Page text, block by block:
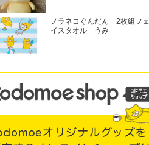
ノラネコぐんだん 2枚組フェ
イスタオル うみ